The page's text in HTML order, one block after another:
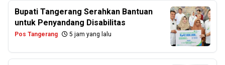
Bupati Tangerang Serahkan Bantuan
untuk Penyandang Disabilitas
Pos Tangerang 5 jam yang lalu